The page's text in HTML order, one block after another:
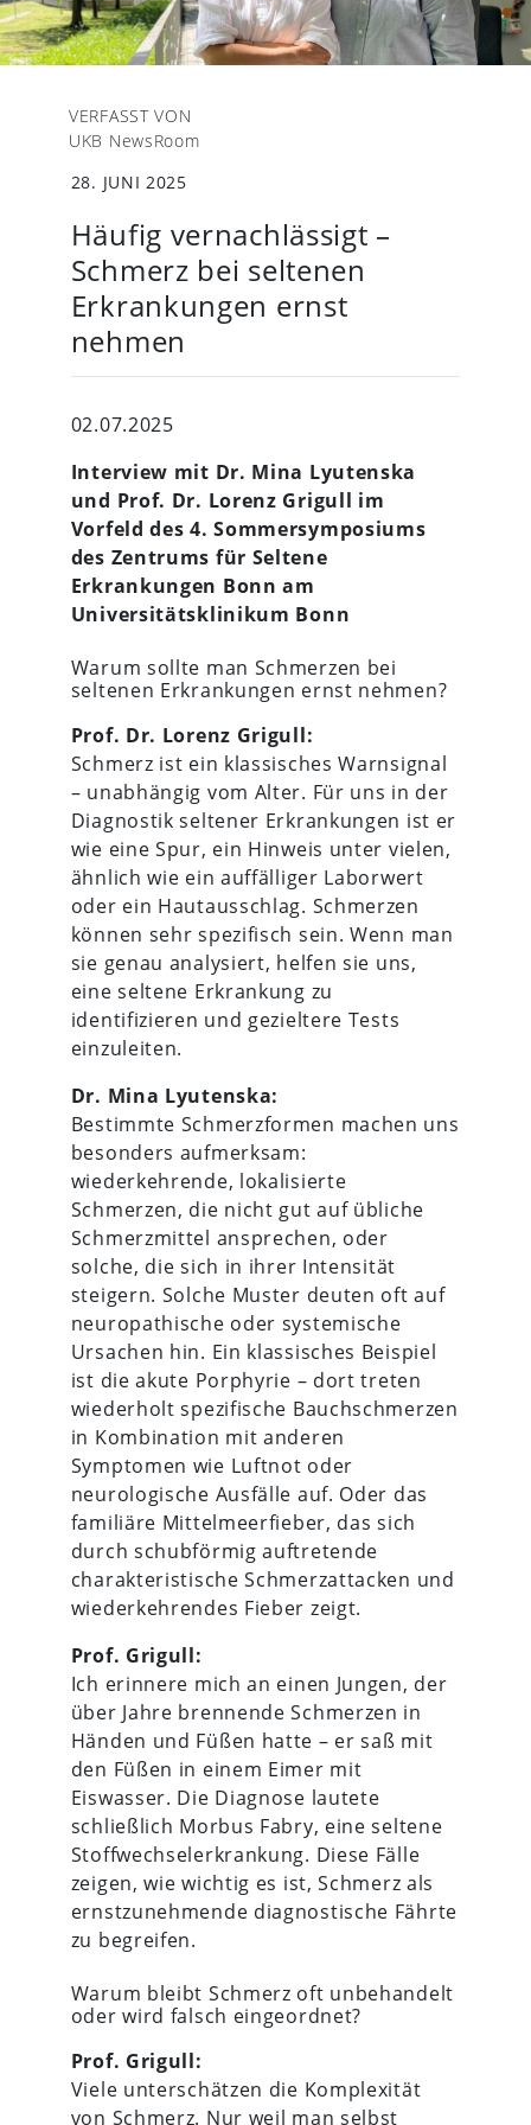
VERFASST VON
UKB NewsRoom
28. JUNI 2025
Häufig vernachlässigt –
Schmerz bei seltenen
Erkrankungen ernst
nehmen
02.07.2025
Interview mit Dr. Mina Lyutenska
und Prof. Dr. Lorenz Grigull im
Vorfeld des 4. Sommersymposiums
des Zentrums für Seltene
Erkrankungen Bonn am
Universitätsklinikum Bonn
Warum sollte man Schmerzen bei
seltenen Erkrankungen ernst nehmen?
Prof. Dr. Lorenz Grigull:
Schmerz ist ein klassisches Warnsignal
– unabhängig vom Alter. Für uns in der
Diagnostik seltener Erkrankungen ist er
wie eine Spur, ein Hinweis unter vielen,
ähnlich wie ein auffälliger Laborwert
oder ein Hautausschlag. Schmerzen
können sehr spezifisch sein. Wenn man
sie genau analysiert, helfen sie uns,
eine seltene Erkrankung zu
identifizieren und gezieltere Tests
einzuleiten.
Dr. Mina Lyutenska:
Bestimmte Schmerzformen machen uns
besonders aufmerksam:
wiederkehrende, lokalisierte
Schmerzen, die nicht gut auf übliche
Schmerzmittel ansprechen, oder
solche, die sich in ihrer Intensität
steigern. Solche Muster deuten oft auf
neuropathische oder systemische
Ursachen hin. Ein klassisches Beispiel
ist die akute Porphyrie – dort treten
wiederholt spezifische Bauchschmerzen
in Kombination mit anderen
Symptomen wie Luftnot oder
neurologische Ausfälle auf. Oder das
familiäre Mittelmeerfieber, das sich
durch schubförmig auftretende
charakteristische Schmerzattacken und
wiederkehrendes Fieber zeigt.
Prof. Grigull:
Ich erinnere mich an einen Jungen, der
über Jahre brennende Schmerzen in
Händen und Füßen hatte – er saß mit
den Füßen in einem Eimer mit
Eiswasser. Die Diagnose lautete
schließlich Morbus Fabry, eine seltene
Stoffwechselerkrankung. Diese Fälle
zeigen, wie wichtig es ist, Schmerz als
ernstzunehmende diagnostische Fährte
zu begreifen.
Warum bleibt Schmerz oft unbehandelt
oder wird falsch eingeordnet?
Prof. Grigull:
Viele unterschätzen die Komplexität
von Schmerz. Nur weil man selbst